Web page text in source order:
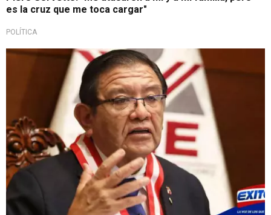
es la cruz que me toca cargar"
POLÍTICA